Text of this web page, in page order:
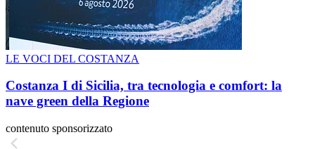
LE VOCI DEL COSTANZA
Costanza I di Sicilia, tra tecnologia e comfort: la
nave green della Regione
contenuto sponsorizzato